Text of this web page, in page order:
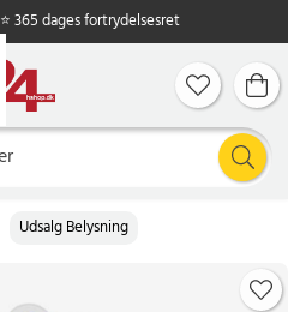
⭐ 365 dages fortrydelsesret
Udsalg Belysning